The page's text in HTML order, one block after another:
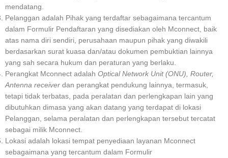
mendatang.
Pelanggan adalah Pihak yang terdaftar sebagaimana tercantum
dalam Formulir Pendaftaran yang disediakan oleh Mconnect, baik
atas nama diri sendiri, perusahaan maupun pihak yang diwakili
berdasarkan surat kuasa dan/atau dokumen pembuktian lainnya
yang sah secara hukum dan peraturan yang berlaku.
Perangkat Mconnect adalah Optical Network Unit (ONU), Router,
Antenna receiver dan perangkat pendukung lainnya, termasuk,
tetapi tidak terbatas, pada peralatan dan perlengkapan lain yang
dibutuhkan dimasa yang akan datang yang terdapat di lokasi
Pelanggan, selama peralatan dan perlengkapan tersebut tercatat
sebagai milik Mconnect.
Lokasi adalah lokasi tempat penyediaan layanan Mconnect
sebagaimana yang tercantum dalam Formulir